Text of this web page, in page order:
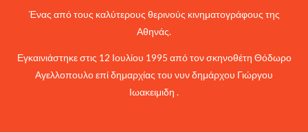
Ένας από τους καλύτερους θερινούς κινηματογράφους της
Αθηνάς.
Εγκαινιάστηκε στις 12 Ιουλίου 1995 από τον σκηνοθέτη Θόδωρο
Αγελλοπουλο επί δημαρχίας του νυν δημάρχου Γιώργου
Ιωακειμιδη .